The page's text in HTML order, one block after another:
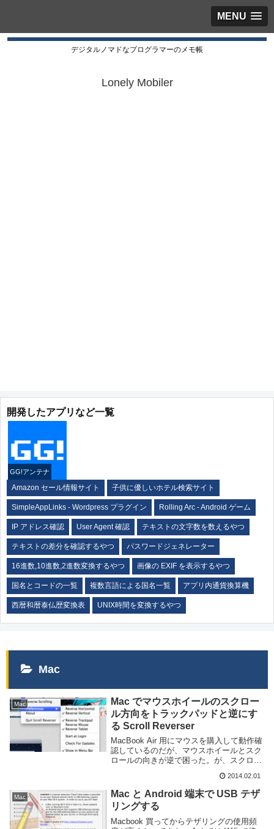
MENU
デジタルノマドなプログラマーのメモ帳
Lonely Mobiler
開発したアプリなど一覧
GG!アンテナ
Amazon セール情報サイト 子供に優しいホテル検索サイト
SimpleAppLinks - Wordpress プラグイン Rolling Arc - Android ゲーム
IP アドレス確認 User Agent 確認 テキストの文字数を数えるやつ
テキストの差分を確認するやつ パスワードジェネレーター
16進数,10進数,2進数変換するやつ 画像の EXIF を表示するやつ
国名とコードの一覧 複数言語による国名一覧 アプリ内通貨換算機
西暦和暦泰仏歴変換表 UNIX時間を変換するやつ
Mac
Mac
Mac でマウスホイールのスクロー
ル方向をトラックパッドと逆にす
る Scroll Reverser
MacBook Air 用にマウスを購入して動作確
認しているのだが、マウスホイールとスク
ロールの向きが逆で困った。が、スクロー
の方向も変わってしまう。どうやらトラッ
クパッドとマウスの設定が連動している
よ...
2014.02.01
Mac
Mac と Android 端末で USB テザ
リングする
Macbook 買ってからテザリングの使用頻